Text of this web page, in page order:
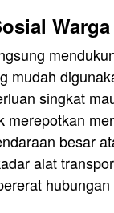
Warga
mudah
singkat
besar
alat